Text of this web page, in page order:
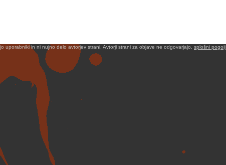
uporabniki in ni nujno delo avtorjev strani. Avtorji strani za objave ne odgovarjajo. splošni pogoji